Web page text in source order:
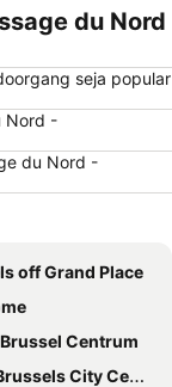
du Nord
seja popular
Nord -
du Nord -
off Grand Place
Centrum
City Centre